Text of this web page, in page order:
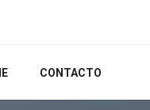
CONTACTO